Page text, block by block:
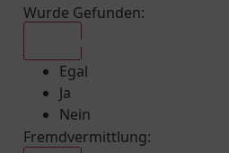
Wurde Gefunden:
Egal
Ja
Nein
Fremdvermittlung: